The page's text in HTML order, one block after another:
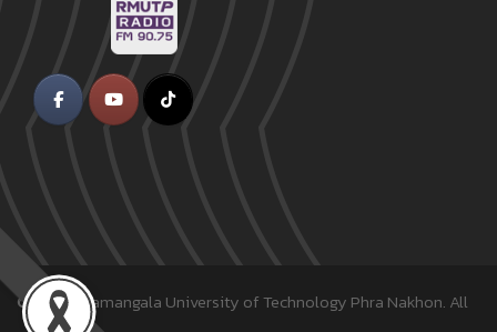
© 2018 Rajamangala University of Technology Phra Nakhon. All